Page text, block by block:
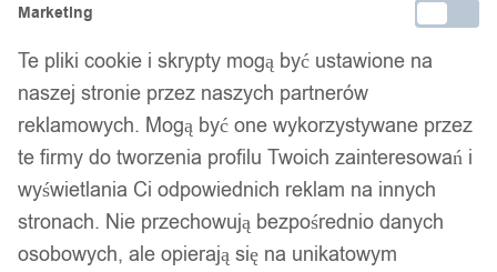
Marketing
Te pliki cookie i skrypty mogą być ustawione na
naszej stronie przez naszych partnerów
reklamowych. Mogą być one wykorzystywane przez
te firmy do tworzenia profilu Twoich zainteresowań i
wyświetlania Ci odpowiednich reklam na innych
stronach. Nie przechowują bezpośrednio danych
osobowych, ale opierają się na unikatowym